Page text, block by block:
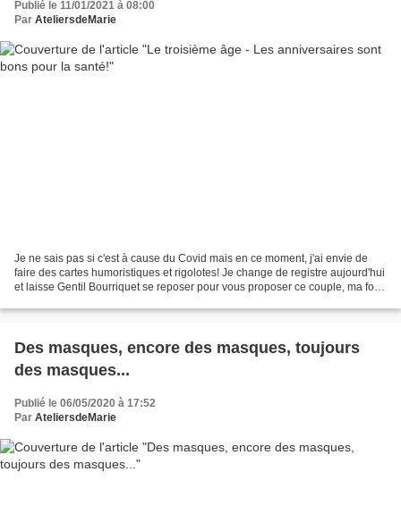
Publié le 11/01/2021 à 08:00
Par AteliersdeMarie
Je ne sais pas si c'est à cause du Covid mais en ce moment, j'ai envie de
faire des cartes humoristiques et rigolotes! Je change de registre aujourd'hui
et laisse Gentil Bourriquet se reposer pour vous proposer ce couple, ma foi
Des masques, encore des masques, toujours
des masques...
Publié le 06/05/2020 à 17:52
Par AteliersdeMarie